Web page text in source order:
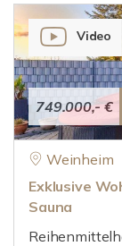
749.000,- €
Video
Weinheim
Exklusive
Sauna